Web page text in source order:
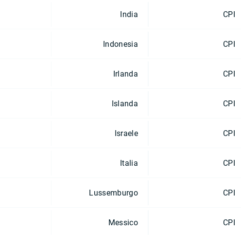
India CPI
Indonesia CPI
Irlanda CPI
Islanda CPI
Israele CPI
Italia CPI
Lussemburgo CPI
Messico CPI